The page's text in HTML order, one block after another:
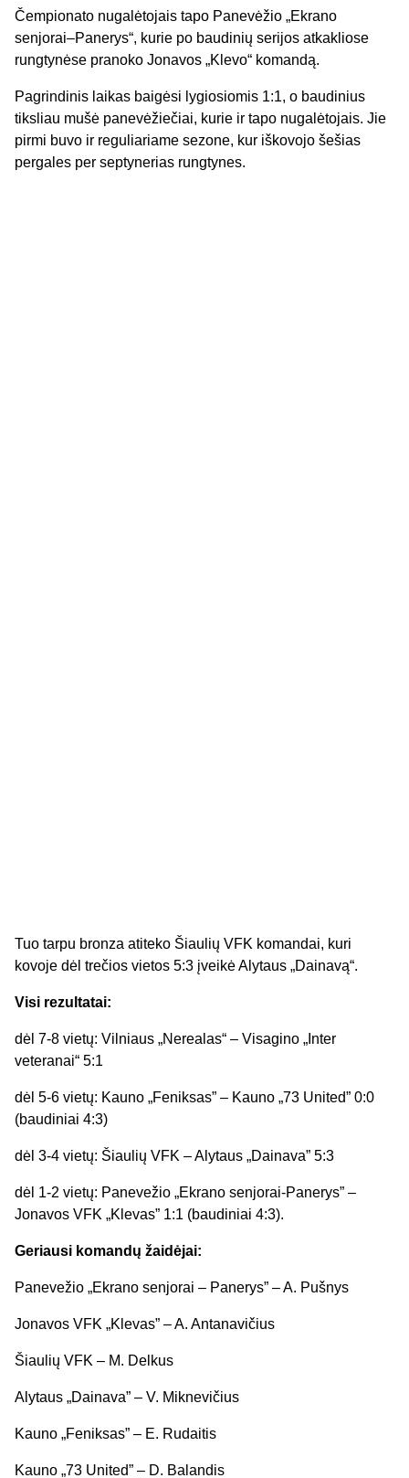
Čempionato nugalėtojais tapo Panevėžio „Ekrano
senjorai–Panerys“, kurie po baudinių serijos atkakliose
rungtynėse pranoko Jonavos „Klevo“ komandą.
Pagrindinis laikas baigėsi lygiosiomis 1:1, o baudinius
tiksliau mušė panevėžiečiai, kurie ir tapo nugalėtojais. Jie
pirmi buvo ir reguliariame sezone, kur iškovojo šešias
pergales per septynerias rungtynes.
Tuo tarpu bronza atiteko Šiaulių VFK komandai, kuri
kovoje dėl trečios vietos 5:3 įveikė Alytaus „Dainavą“.
Visi rezultatai:
dėl 7-8 vietų: Vilniaus „Nerealas“ – Visagino „Inter
veteranai“ 5:1
dėl 5-6 vietų: Kauno „Feniksas” – Kauno „73 United” 0:0
(baudiniai 4:3)
dėl 3-4 vietų: Šiaulių VFK – Alytaus „Dainava” 5:3
dėl 1-2 vietų: Panevežio „Ekrano senjorai-Panerys” –
Jonavos VFK „Klevas” 1:1 (baudiniai 4:3).
Geriausi komandų žaidėjai:
Panevežio „Ekrano senjorai – Panerys” – A. Pušnys
Jonavos VFK „Klevas” – A. Antanavičius
Šiaulių VFK – M. Delkus
Alytaus „Dainava” – V. Miknevičius
Kauno „Feniksas” – E. Rudaitis
Kauno „73 United” – D. Balandis